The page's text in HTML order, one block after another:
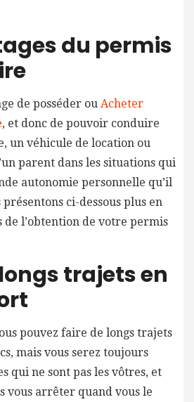
du permis
de posséder ou Acheter
, et donc de pouvoir conduire
un véhicule de location ou
parent dans les situations qui
autonomie personnelle qu’il
ci-dessous plus en
de l’obtention de votre permis
trajets en
pouvez faire de longs trajets
mais vous serez toujours
qui ne sont pas les vôtres, et
vous arrêter quand vous le